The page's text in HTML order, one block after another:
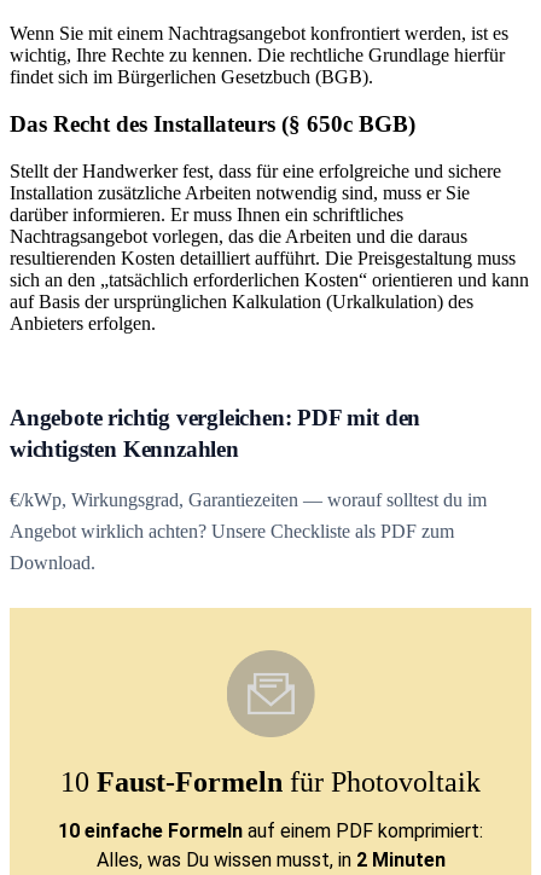
Wenn Sie mit einem Nachtragsangebot konfrontiert werden, ist es
wichtig, Ihre Rechte zu kennen. Die rechtliche Grundlage hierfür
findet sich im Bürgerlichen Gesetzbuch (BGB).
Das Recht des Installateurs (§ 650c BGB)
Stellt der Handwerker fest, dass für eine erfolgreiche und sichere
Installation zusätzliche Arbeiten notwendig sind, muss er Sie
darüber informieren. Er muss Ihnen ein schriftliches
Nachtragsangebot vorlegen, das die Arbeiten und die daraus
resultierenden Kosten detailliert aufführt. Die Preisgestaltung muss
sich an den „tatsächlich erforderlichen Kosten“ orientieren und kann
auf Basis der ursprünglichen Kalkulation (Urkalkulation) des
Anbieters erfolgen.
Angebote richtig vergleichen: PDF mit den
wichtigsten Kennzahlen
€/kWp, Wirkungsgrad, Garantiezeiten — worauf solltest du im
Angebot wirklich achten? Unsere Checkliste als PDF zum
Download.
10 Faust-Formeln für Photovoltaik
10 einfache Formeln auf einem PDF komprimiert:
Alles, was Du wissen musst, in 2 Minuten